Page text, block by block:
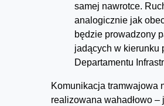
samej nawrotce.
analogicznie jak
będzie prowadzony
jadących w kierunku
Departamentu
Komunikacja tramwajowa
realizowana wahadłowo